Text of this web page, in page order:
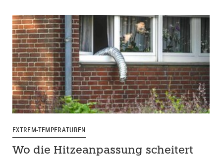
EXTREM-TEMPERATUREN
Wo die Hitzeanpassung scheitert